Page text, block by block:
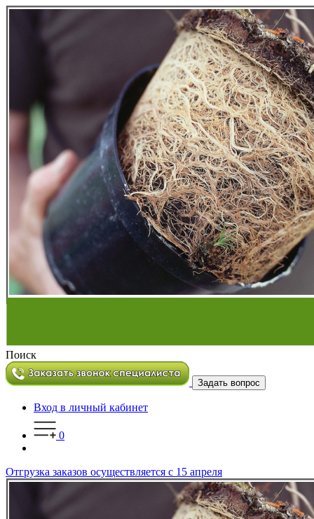
Поиск
Задать вопрос
Вход в личный кабинет
0
Отгрузка заказов осуществляется с 15 апреля